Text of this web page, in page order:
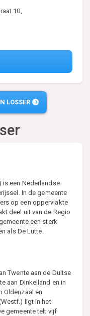
10,
LOSSER
is een Nederlandse
In de gemeente
op een oppervlakte
deel uit van de Regio
een sterk
als De Lutte.
Twente aan de Duitse
aan Dinkelland en in
Oldenzaal en
ligt in het
gemeente telt vijf